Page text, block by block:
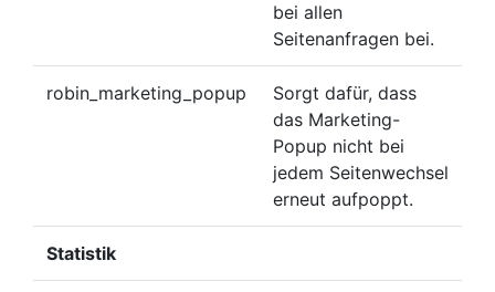
bei allen
Seitenanfragen bei.
robin_marketing_popup
Sorgt dafür, dass
das Marketing-
Popup nicht bei
jedem Seitenwechsel
erneut aufpoppt.
Statistik